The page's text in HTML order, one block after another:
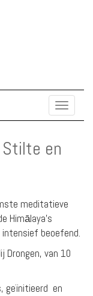
Toggle
en
meditatieve
Himālaya’s
intensief beoefend.
Drongen, van 10
geïnitieerd en